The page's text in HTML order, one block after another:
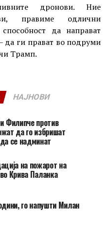
дронови. Ние
правиме одлични
да направат
да ги прават во подруми
Трамп.
НАЈНОВИ
против
да го избришат
се надминат
на пожарот на
Крива Паланка
го напушти Милан